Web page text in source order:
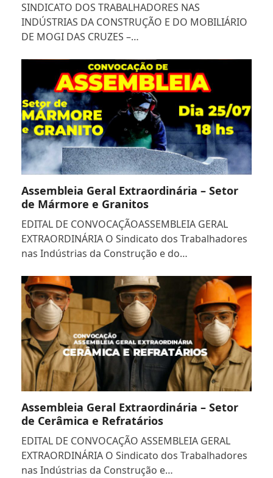
SINDICATO DOS TRABALHADORES NAS
INDÚSTRIAS DA CONSTRUÇÃO E DO MOBILIÁRIO
DE MOGI DAS CRUZES –…
Assembleia Geral Extraordinária – Setor
de Mármore e Granitos
EDITAL DE CONVOCAÇÃOASSEMBLEIA GERAL
EXTRAORDINÁRIA O Sindicato dos Trabalhadores
nas Indústrias da Construção e do…
Assembleia Geral Extraordinária – Setor
de Cerâmica e Refratários
EDITAL DE CONVOCAÇÃO ASSEMBLEIA GERAL
EXTRAORDINÁRIA O Sindicato dos Trabalhadores
nas Indústrias da Construção e…